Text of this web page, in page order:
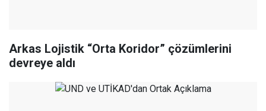
Arkas Lojistik “Orta Koridor” çözümlerini
devreye aldı